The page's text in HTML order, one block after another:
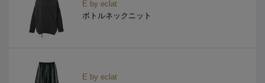
E by eclat
ボトルネックニット
E by eclat